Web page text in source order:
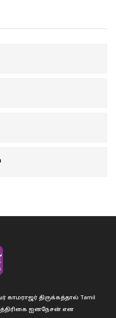
காமராஜர் திருக்கத்தால் Tamil
பத்திரிகை ஐனநேசன் என